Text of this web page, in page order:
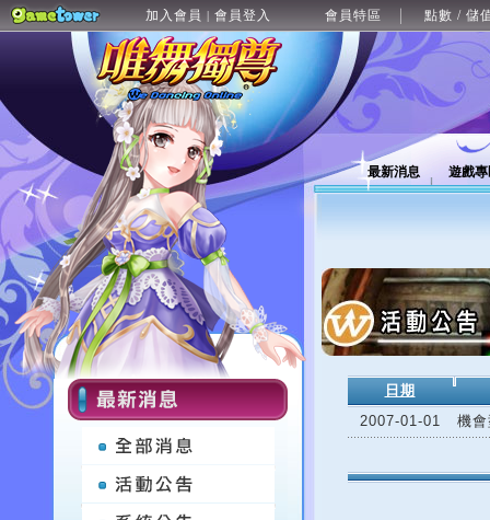
加入會員 | 會員登入 會員特區 點數 / 儲
最新消息 遊戲
日期
2007-01-01
機